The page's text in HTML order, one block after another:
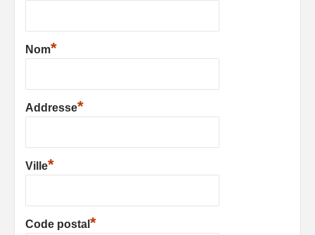
Nom*
Addresse*
Ville*
Code postal *